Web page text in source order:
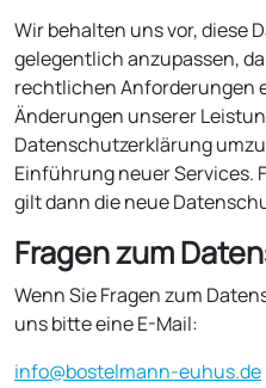
Wir behalten uns vor, diese
gelegentlich anzupassen,
rechtlichen Anforderungen
Änderungen unserer
Datenschutzerklärung
Einführung neuer Services.
gilt dann die neue
Fragen zum
Wenn Sie Fragen zum
uns bitte eine E-Mail:
info@bostelmann-euhus.de